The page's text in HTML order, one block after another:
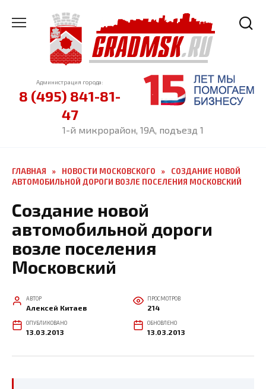
содержанию
Администрация города:
8 (495) 841-81-
47
1-й микрорайон, 19А, подъезд 1
ГЛАВНАЯ » НОВОСТИ МОСКОВСКОГО »
СОЗДАНИЕ НОВОЙ
АВТОМОБИЛЬНОЙ ДОРОГИ ВОЗЛЕ ПОСЕЛЕНИЯ МОСКОВСКИЙ
Создание новой
автомобильной дороги
возле поселения
Московский
АВТОР
Алексей Китаев
ПРОСМОТРОВ
214
ОПУБЛИКОВАНО
13.03.2013
ОБНОВЛЕНО
13.03.2013